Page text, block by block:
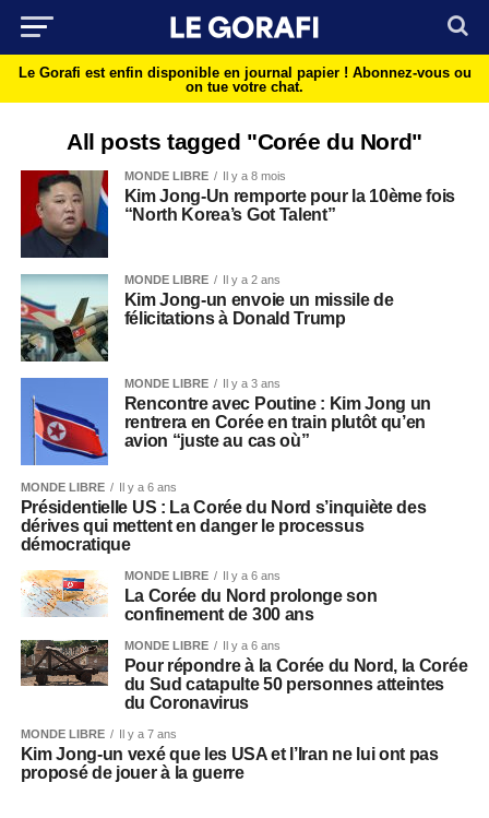
Le Gorafi est enfin disponible en journal papier ! Abonnez-vous ou
on tue votre chat.
All posts tagged "Corée du Nord"
MONDE LIBRE Il y a 8 mois
Kim Jong-Un remporte pour la 10ème fois
“North Korea’s Got Talent”
MONDE LIBRE Il y a 2 ans
Kim Jong-un envoie un missile de
félicitations à Donald Trump
MONDE LIBRE Il y a 3 ans
Rencontre avec Poutine : Kim Jong un
rentrera en Corée en train plutôt qu’en
avion “juste au cas où”
MONDE LIBRE Il y a 6 ans
Présidentielle US : La Corée du Nord s’inquiète des
dérives qui mettent en danger le processus
démocratique
MONDE LIBRE Il y a 6 ans
La Corée du Nord prolonge son
confinement de 300 ans
MONDE LIBRE Il y a 6 ans
Pour répondre à la Corée du Nord, la Corée
du Sud catapulte 50 personnes atteintes
du Coronavirus
MONDE LIBRE Il y a 7 ans
Kim Jong-un vexé que les USA et l’Iran ne lui ont pas
proposé de jouer à la guerre